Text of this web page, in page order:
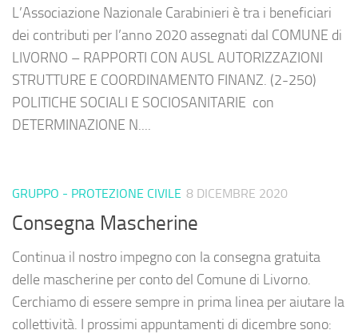
L’Associazione Nazionale Carabinieri è tra i beneficiari
dei contributi per l’anno 2020 assegnati dal COMUNE di
LIVORNO – RAPPORTI CON AUSL AUTORIZZAZIONI
STRUTTURE E COORDINAMENTO FINANZ. (2-250)
POLITICHE SOCIALI E SOCIOSANITARIE con
DETERMINAZIONE N....
GRUPPO - PROTEZIONE CIVILE 8 DICEMBRE 2020
Consegna Mascherine
Continua il nostro impegno con la consegna gratuita
delle mascherine per conto del Comune di Livorno.
Cerchiamo di essere sempre in prima linea per aiutare la
collettività. I prossimi appuntamenti di dicembre sono: